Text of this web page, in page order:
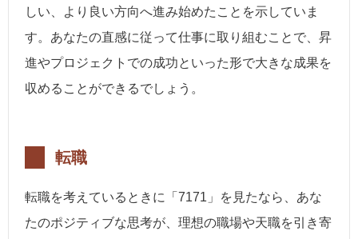
しい、より良い方向へ進み始めたことを示していま
す。あなたの直感に従って仕事に取り組むことで、昇
進やプロジェクトでの成功といった形で大きな成果を
収めることができるでしょう。
転職
転職を考えているときに「7171」を見たなら、あな
たのポジティブな思考が、理想の職場や天職を引き寄